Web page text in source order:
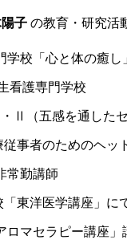
子 の教育・研究活
校「心と体の癒し
看護専門学校
Ⅱ（五感を通した
事者のためのヘッ
常勤講師
東洋医学講座」に
マセラピー講座」